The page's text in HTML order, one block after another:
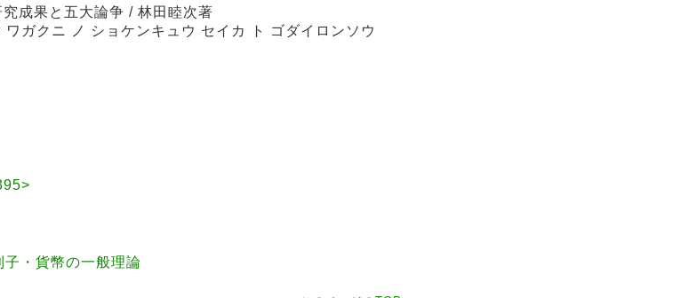
成果と五大論争 / 林田睦次著
ガクニ ノ ショケンキュウ セイカ ト ゴダイロンソウ
・貨幣の一般理論